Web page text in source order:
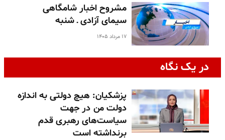
مشروح اخبار شامگاهی
سیمای آزادی ـ شنبه
۱۷ مرداد ۱۴۰۵
در یک نگاه
پزشکیان: هیچ دولتی به اندازه
دولت من در جهت
سیاست‌های رهبری قدم
برنداشته است